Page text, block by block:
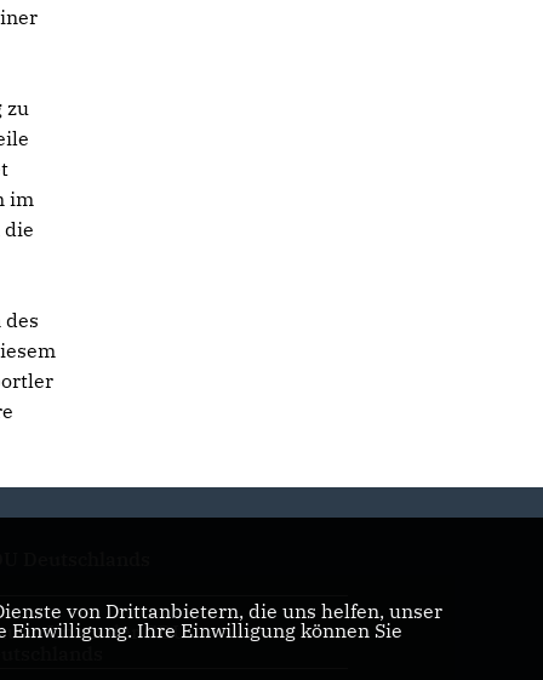
zu
im
die
Union der CDU
von Drittanbietern, die uns helfen, unser
Einwilligung. Ihre Einwilligung können Sie